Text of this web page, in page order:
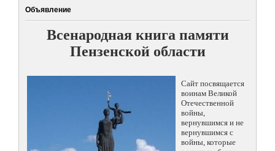
Объявление
Всенародная книга памяти
Пензенской области
Сайт посвящается
воинам Великой
Отечественной
войны,
вернувшимся и не
вернувшимся с
войны, которые